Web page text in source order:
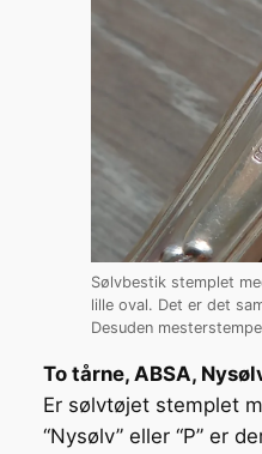
Sølvbestik stemplet
lille oval. Det er det
Desuden
To tårne, ABSA,
Er sølvtøjet stemplet
“Nysølv” eller “P” er